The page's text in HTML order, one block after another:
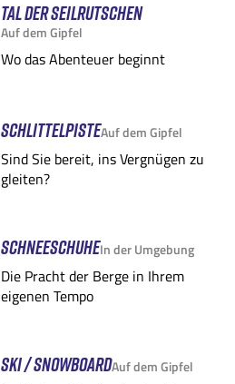
TAL DER SEILRUTSCHEN
Auf dem Gipfel
Wo das Abenteuer beginnt
SCHLITTELPISTEAuf dem Gipfel
Sind Sie bereit, ins Vergnügen zu
gleiten?
SCHNEESCHUHEIn der Umgebung
Die Pracht der Berge in Ihrem
eigenen Tempo
SKI / SNOWBOARDAuf dem Gipfel